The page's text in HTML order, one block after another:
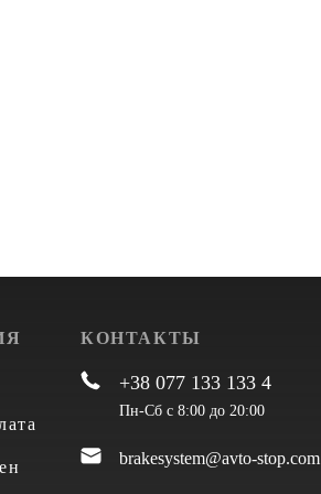
КОНТАКТЫ
+38 077 133 133 4
Пн-Сб с 8:00 до 20:00
brakesystem@avto-stop.com